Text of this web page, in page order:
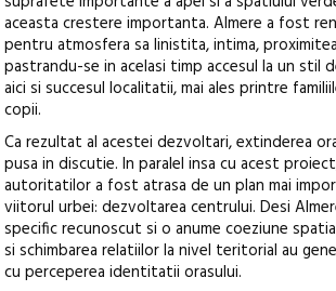
aceasta crestere importanta. Almere a fost
pentru atmosfera sa linistita, intima,
pastrandu-se in acelasi timp accesul la un stil
aici si succesul localitatii, mai ales printre
copii.
Ca rezultat al acestei dezvoltari, extinderea
pusa in discutie. In paralel insa cu acest
autoritatilor a fost atrasa de un plan mai
viitorul urbei: dezvoltarea centrului. Desi
specific recunoscut si o anume coeziune
si schimbarea relatiilor la nivel teritorial au
cu perceperea identitatii orasului.